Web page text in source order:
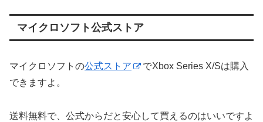
マイクロソフト公式ストア
マイクロソフトの公式ストア
でXbox Series X/Sは購入
できますよ。
送料無料で、公式からだと安心して買えるのはいいですよ